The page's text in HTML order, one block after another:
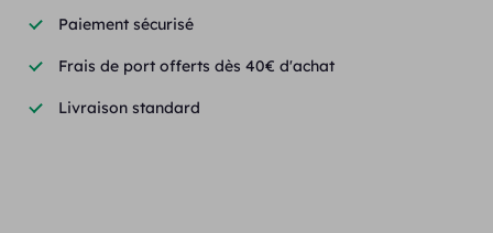
Paiement sécurisé
Frais de port offerts dès 40€ d'achat
Livraison standard